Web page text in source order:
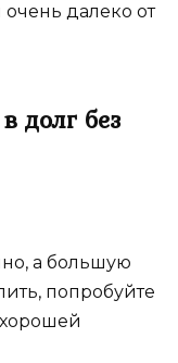
далеко от
долг без
а большую
попробуйте
хорошей